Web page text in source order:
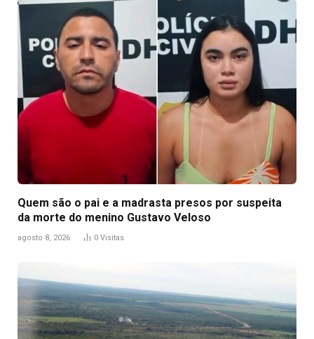
Quem são o pai e a madrasta presos por suspeita
da morte do menino Gustavo Veloso
agosto 8, 2026 0 Visitas